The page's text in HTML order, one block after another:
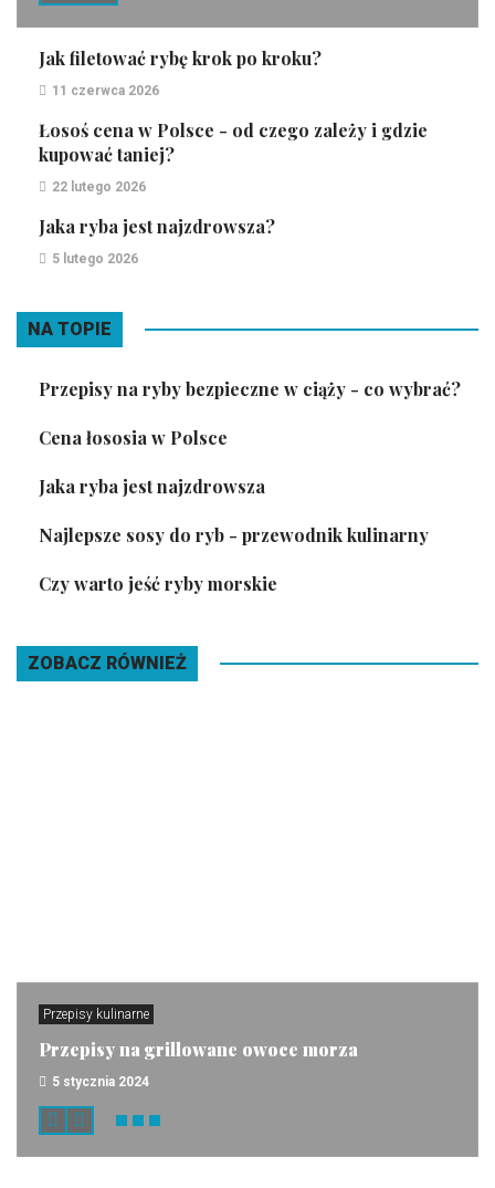
Jak filetować rybę krok po kroku?
11 czerwca 2026
Łosoś cena w Polsce - od czego zależy i gdzie
kupować taniej?
22 lutego 2026
Jaka ryba jest najzdrowsza?
5 lutego 2026
NA TOPIE
Przepisy na ryby bezpieczne w ciąży - co wybrać?
Cena łososia w Polsce
Jaka ryba jest najzdrowsza
Najlepsze sosy do ryb - przewodnik kulinarny
Czy warto jeść ryby morskie
ZOBACZ RÓWNIEŻ
Przepisy kulinarne
Przepisy na grillowane owoce morza
5 stycznia 2024